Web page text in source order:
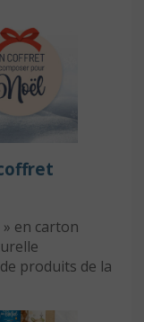
en carton
produits de la